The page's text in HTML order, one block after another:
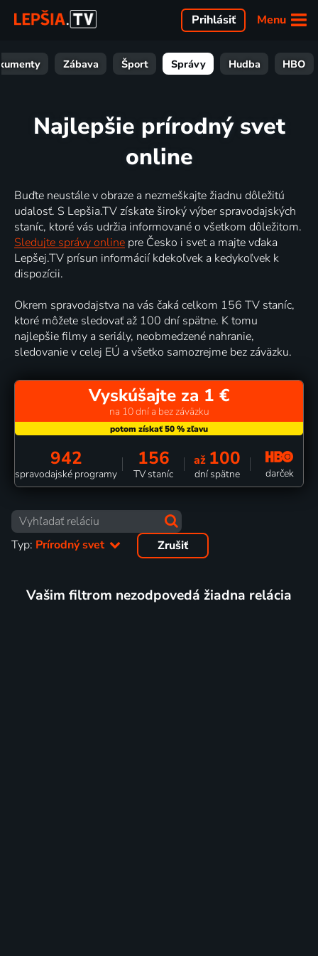
Menu
Prihlásiť
Zábava Šport Správy Hudba HBO
Najlepšie prírodný svet
online
Buďte neustále v obraze a nezmeškajte žiadnu dôležitú
udalosť. S Lepšia.TV získate široký výber spravodajských
staníc, ktoré vás udržia informované o všetkom dôležitom.
Sledujte správy online pre Česko i svet a majte vďaka
Lepšej.TV prísun informácií kdekoľvek a kedykoľvek k
dispozícii.
Okrem spravodajstva na vás čaká celkom 156 TV staníc,
ktoré môžete sledovať až 100 dní spätne. K tomu
najlepšie filmy a seriály, neobmedzené nahranie,
sledovanie v celej EÚ a všetko samozrejme bez záväzku.
Vyskúšajte za 1 €
na 10 dní a bez záväzku
942
spravodajské programy
156
TV staníc
až 100
dní spätne darček
Typ: Prírodný svet Zrušiť
Vašim filtrom nezodpovedá žiadna relácia